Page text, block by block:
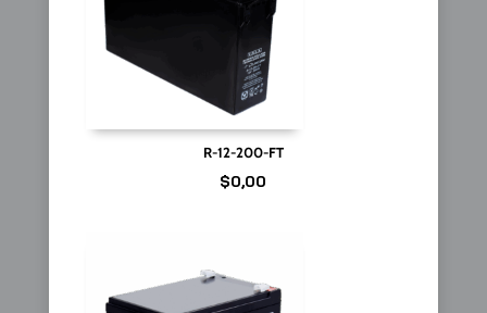
R-12-200-FT
$0,00